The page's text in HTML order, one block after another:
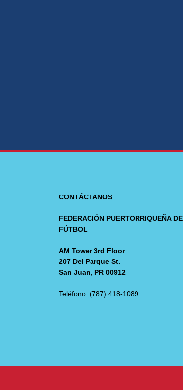
CONTÁCTANOS
FEDERACIÓN PUERTORRIQUEÑA DE
FÚTBOL
AM Tower 3rd Floor
207 Del Parque St.
San Juan, PR 00912
Teléfono: (787) 418-1089